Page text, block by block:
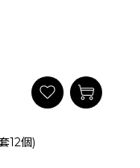
12個)